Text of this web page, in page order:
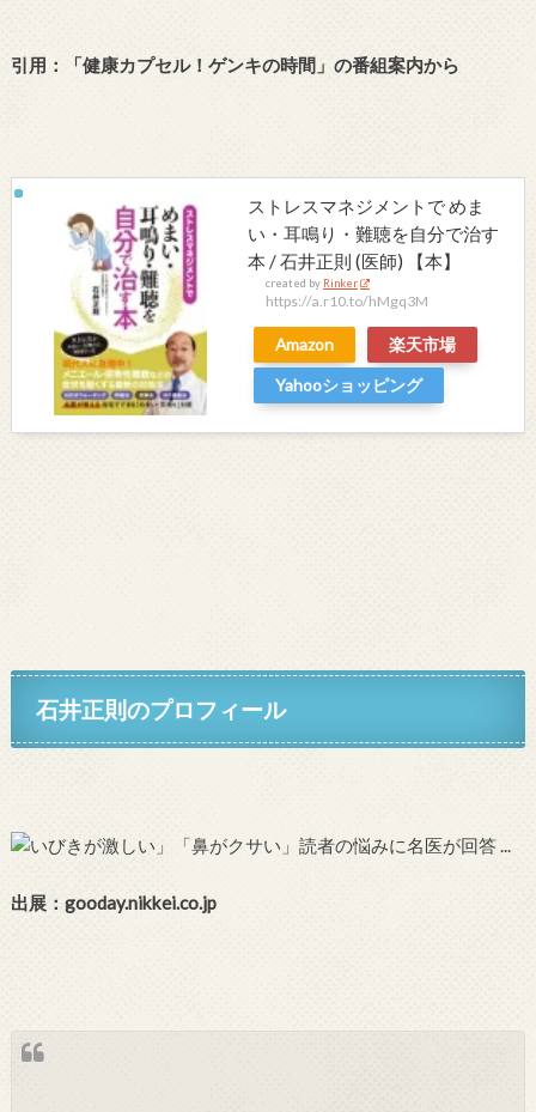
引用：「健康カプセル！ゲンキの時間」の番組案内から
ストレスマネジメントで めま
い・耳鳴り・難聴を自分で治す
本 / 石井正則 (医師) 【本】
created by Rinker
https://a.r10.to/hMgq3M
Amazon
楽天市場
Yahooショッピング
石井正則のプロフィール
出展：gooday.nikkei.co.jp